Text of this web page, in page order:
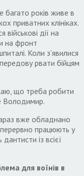
років живе в
приватних клініках.
дії на
на фронт
Коли з’явилися
рвати бійцям
що треба робити
Володимир.
вже обладнано
працюють у
із всієї
для воїнів в